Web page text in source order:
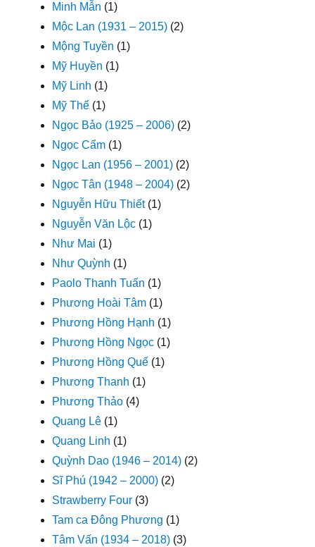
Minh Mẫn (1)
Mộc Lan (1931 – 2015) (2)
Mộng Tuyền (1)
Mỹ Huyền (1)
Mỹ Linh (1)
Mỹ Thể (1)
Ngọc Bảo (1925 – 2006) (2)
Ngọc Cẩm (1)
Ngọc Lan (1956 – 2001) (2)
Ngọc Tân (1948 – 2004) (2)
Nguyễn Hữu Thiết(1)
Nguyễn Văn Lộc (1)
Như Mai (1)
Như Quỳnh (1)
Paolo Thanh Tuấn (1)
Phương Hoài Tâm (1)
Phương Hồng Hạnh (1)
Phương Hồng Ngọc (1)
Phương Hồng Quế (1)
Phương Thanh (1)
Phương Thảo (4)
Quang Lê (1)
Quang Linh (1)
Quỳnh Dao (1946 – 2014) (2)
Sĩ Phú (1942 – 2000) (2)
Strawberry Four (3)
Tam ca Đông Phương (1)
Tâm Vấn (1934 – 2018) (3)